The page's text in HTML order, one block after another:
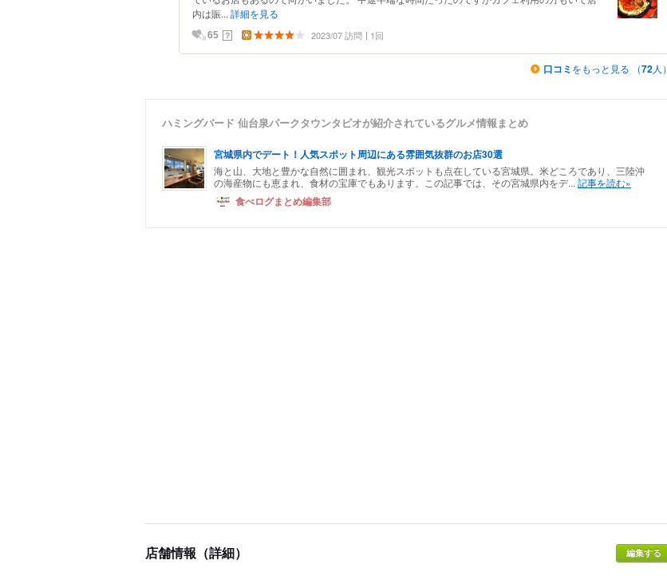
内は賑... 詳細を見る
65 ？ 2023/07 訪問 1回
口コミ をもっと見る （72人）
ハミングバード 仙台泉パークタウンタピオが紹介されているグルメ情報まとめ
宮城県内でデート！人気スポット周辺にある雰囲気抜群のお店30選
海と山、大地と豊かな自然に囲まれ、観光スポットも点在している宮城県。米どころであり、三陸沖
の海産物にも恵まれ、食材の宝庫でもあります。この記事では、その宮城県内をデ... 記事を読む»
食べログまとめ編集部
店舗情報（詳細） 編集する